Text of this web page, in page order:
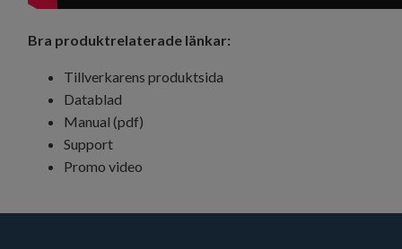
Bra produktrelaterade länkar:
Tillverkarens produktsida
Datablad
Manual (pdf)
Support
Promo video